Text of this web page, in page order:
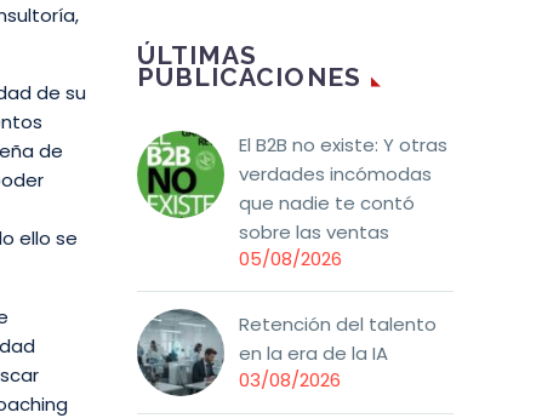
de su
de
ello se
ÚLTIMAS
PUBLICACIONES
El B2B no existe: Y otras
verdades incómodas
que nadie te contó
sobre las ventas
05/08/2026
Retención del talento
en la era de la IA
03/08/2026